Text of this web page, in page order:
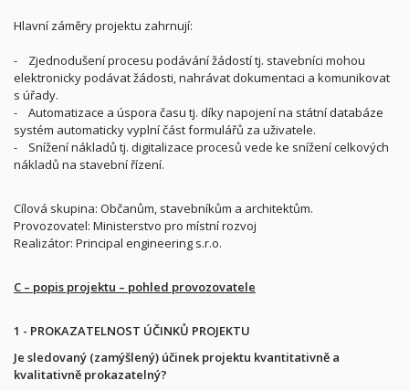
Hlavní záměry projektu zahrnují:
- Zjednodušení procesu podávání žádostí tj. stavebníci mohou
elektronicky podávat žádosti, nahrávat dokumentaci a komunikovat
s úřady.
- Automatizace a úspora času tj. díky napojení na státní databáze
systém automaticky vyplní část formulářů za uživatele.
- Snížení nákladů tj. digitalizace procesů vede ke snížení celkových
nákladů na stavební řízení.
Cílová skupina: Občanům, stavebníkům a architektům.
Provozovatel: Ministerstvo pro místní rozvoj
Realizátor: Principal engineering s.r.o.
C – popis projektu – pohled provozovatele
1 - PROKAZATELNOST ÚČINKŮ PROJEKTU
Je sledovaný (zamýšlený) účinek projektu kvantitativně a
kvalitativně prokazatelný?